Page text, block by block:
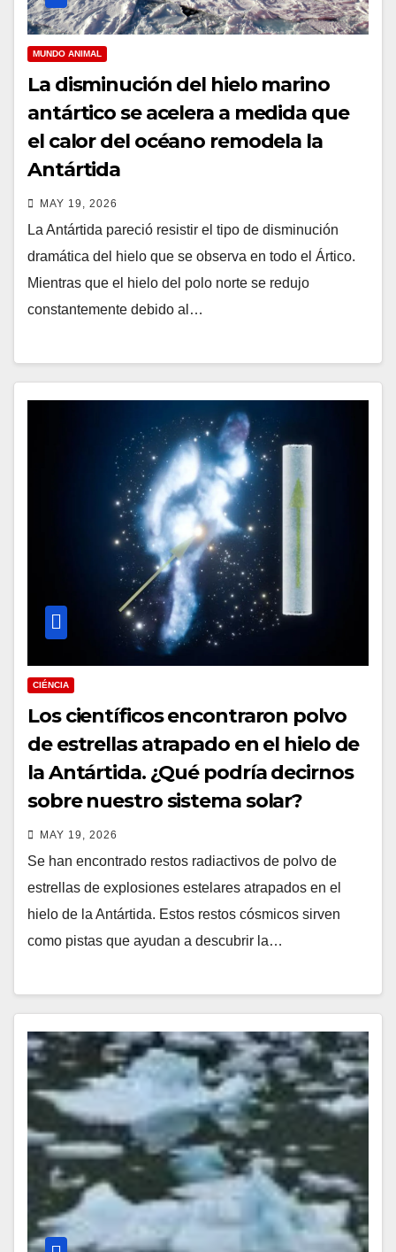
MUNDO ANIMAL
La disminución del hielo marino
antártico se acelera a medida que
el calor del océano remodela la
Antártida
MAY 19, 2026
La Antártida pareció resistir el tipo de disminución
dramática del hielo que se observa en todo el Ártico.
Mientras que el hielo del polo norte se redujo
constantemente debido al…
CIÉNCIA
Los científicos encontraron polvo
de estrellas atrapado en el hielo de
la Antártida. ¿Qué podría decirnos
sobre nuestro sistema solar?
MAY 19, 2026
Se han encontrado restos radiactivos de polvo de
estrellas de explosiones estelares atrapados en el
hielo de la Antártida. Estos restos cósmicos sirven
como pistas que ayudan a descubrir la…